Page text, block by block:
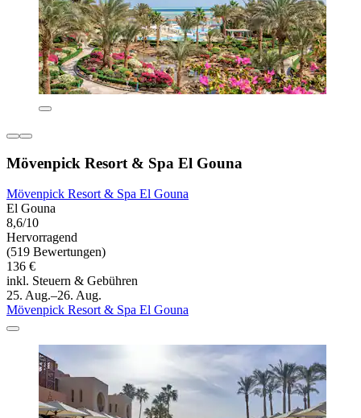
Mövenpick Resort & Spa El Gouna
Mövenpick Resort & Spa El Gouna
El Gouna
8,6/10
Hervorragend
(519 Bewertungen)
136 €
inkl. Steuern & Gebühren
25. Aug.–26. Aug.
Mövenpick Resort & Spa El Gouna